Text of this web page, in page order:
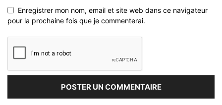
Enregistrer mon nom, email et site web dans ce navigateur
pour la prochaine fois que je commenterai.